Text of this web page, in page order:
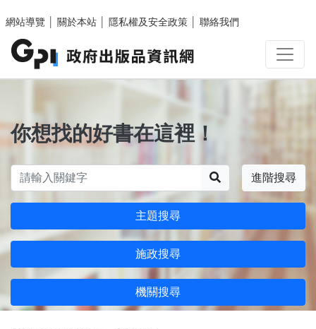
網站導覽
關於本站 隱私權及安全政策 聯絡我們
你想找的好書在這裡！
進階搜尋
主題搜尋
施政搜尋
機關搜尋